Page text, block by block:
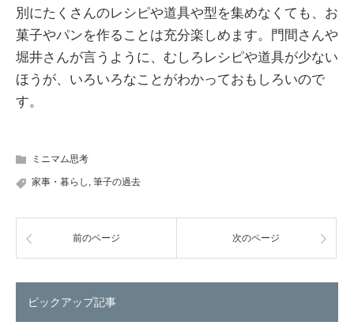
別にたくさんのレシピや道具や型を集めなくても、お
菓子やパンを作ることは充分楽しめます。門間さんや
堀井さんが言うように、むしろレシピや道具が少ない
ほうが、いろいろなことがわかっておもしろいので
す。
ミニマム思考
家事・暮らし , 筆子の過去
前のページ 次のページ
ピックアップ記事